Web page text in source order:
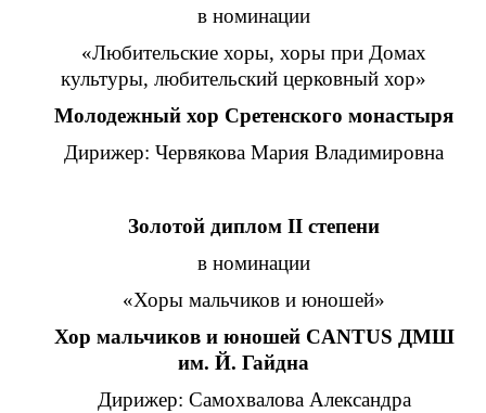
в номинации
«Любительские хоры, хоры при Домах
культуры, любительский церковный хор»
Молодежный хор Сретенского монастыря
Дирижер: Червякова Мария Владимировна
Золотой диплом II степени
в номинации
«Хоры мальчиков и юношей»
Хор мальчиков и юношей CANTUS ДМШ
им. Й. Гайдна
Дирижер: Самохвалова Александра